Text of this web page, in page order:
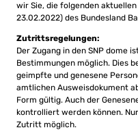
wir Sie, die folgenden
23.02.2022) des Bundesland
Zutrittsregelungen:
Der Zugang in den SNP dome
Bestimmungen möglich. Dies
geimpfte und genesene
amtlichen Ausweisdokument
Form gültig. Auch der
kontrolliert werden können.
Zutritt möglich.